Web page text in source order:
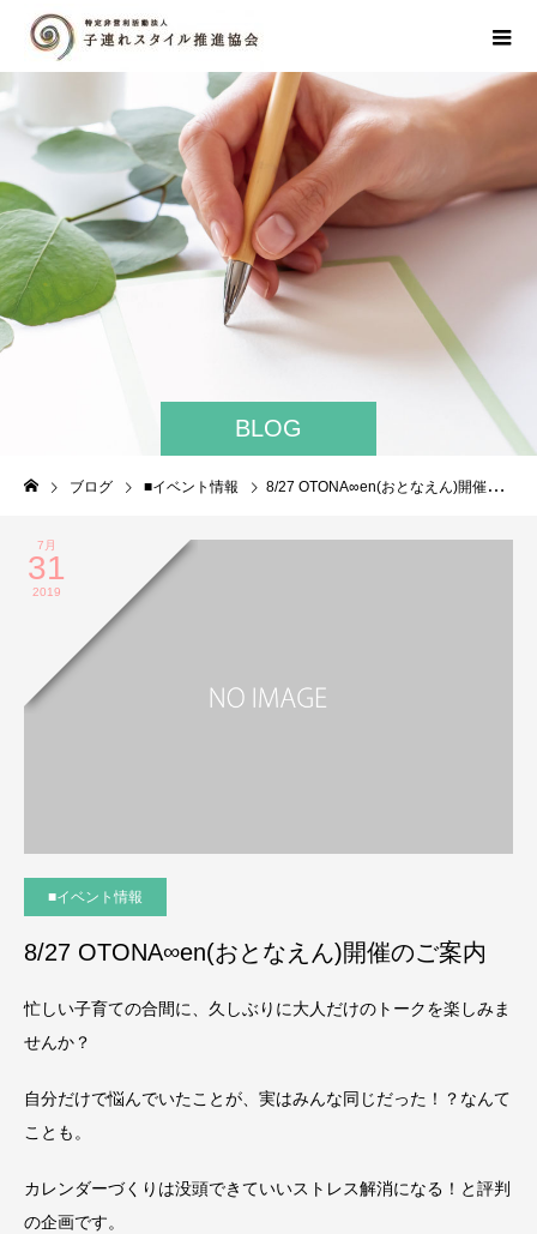
BLOG
ブログ ■イベント情報 8/27 OTONA∞en(おとなえん)開催のご案内
7月
31
2019
■イベント情報
8/27 OTONA∞en(おとなえん)開催のご案内
忙しい子育ての合間に、久しぶりに大人だけのトークを楽しみま
せんか？
自分だけで悩んでいたことが、実はみんな同じだった！？なんて
ことも。
カレンダーづくりは没頭できていいストレス解消になる！と評判
の企画です。